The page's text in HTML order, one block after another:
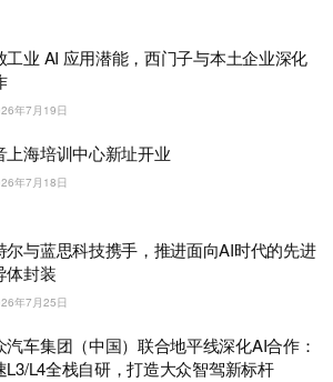
工业 AI 应用潜能，西门子与本土企业深化
年7月19日
上海培训中心新址开业
年7月18日
尔与蓝思科技携手，推进面向AI时代的先进
体封装
年7月25日
汽车集团（中国）联合地平线深化AI合作：
L3/L4全栈自研，打造大众智驾新标杆